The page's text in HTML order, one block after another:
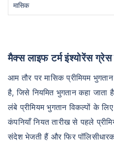
मासिक
मैक्स लाइफ टर्म इंश्योरेंस
आम तौर पर मासिक प्रीमियम
है, जिसे नियमित भुगतान कहा जाता
लंबे प्रीमियम भुगतान विकल्पों के
कंपनियाँ नियत तारीख से पहले
संदेश भेजती हैं और फिर